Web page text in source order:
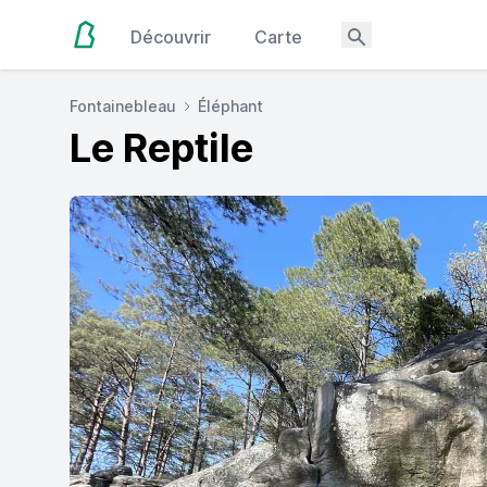
Découvrir Carte
Fontainebleau Éléphant
Le Reptile